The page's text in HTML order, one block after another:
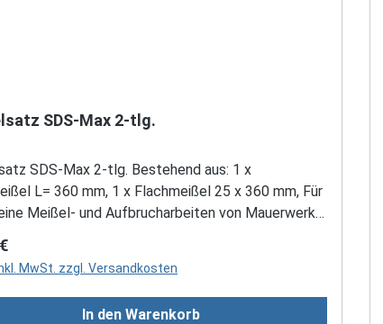
SDS-Max 2-tlg.
Max 2-tlg. Bestehend aus: 1 x
L= 360 mm, 1 x Flachmeißel 25 x 360 mm, Für
Meißel- und Aufbrucharbeiten von Mauerwerk,
Preis:
MwSt. zzgl. Versandkosten
In den Warenkorb